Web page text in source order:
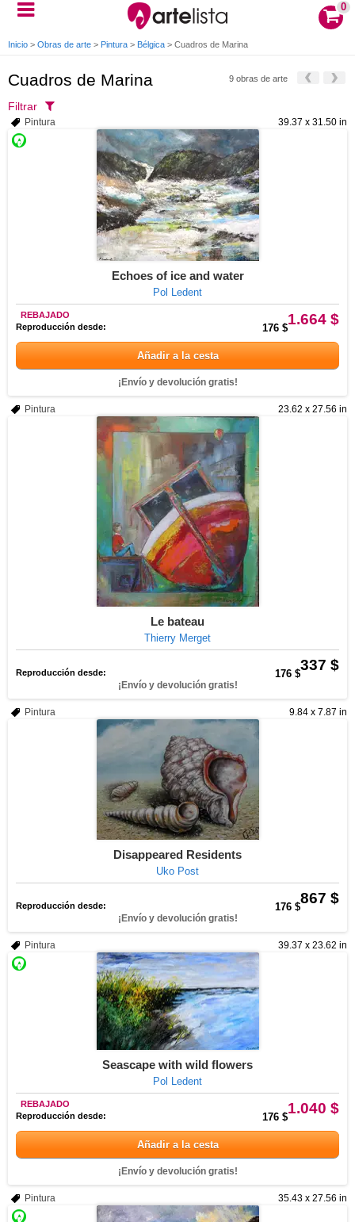
0
Inicio > Obras de arte > Pintura > Bélgica > Cuadros de Marina
Cuadros de Marina 9 obras de arte
Filtrar
39.37 x 31.50 in
Pintura
Echoes of ice and water
Pol Ledent
1.664 $
REBAJADO
Reproducción desde:
176 $
Añadir a la cesta
¡Envío y devolución gratis!
23.62 x 27.56 in
Pintura
Le bateau
Thierry Merget
337 $
Reproducción desde: 176 $
¡Envío y devolución gratis!
9.84 x 7.87 in
Pintura
Disappeared Residents
Uko Post
867 $
Reproducción desde: 176 $
¡Envío y devolución gratis!
39.37 x 23.62 in
Pintura
Seascape with wild flowers
Pol Ledent
1.040 $
REBAJADO
Reproducción desde:
176 $
Añadir a la cesta
¡Envío y devolución gratis!
35.43 x 27.56 in
Pintura